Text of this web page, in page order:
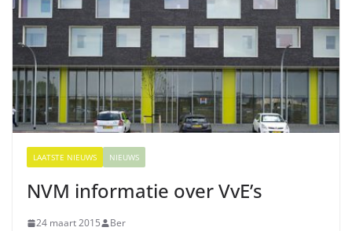
LAATSTE NIEUWS NIEUWS
NVM informatie over VvE’s
24 maart 2015 Ber